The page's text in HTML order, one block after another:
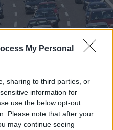
My Personal
sharing to third parties, or
information for
use the below opt-out
Please note that after your
may continue seeing
nero” per
oltre 25